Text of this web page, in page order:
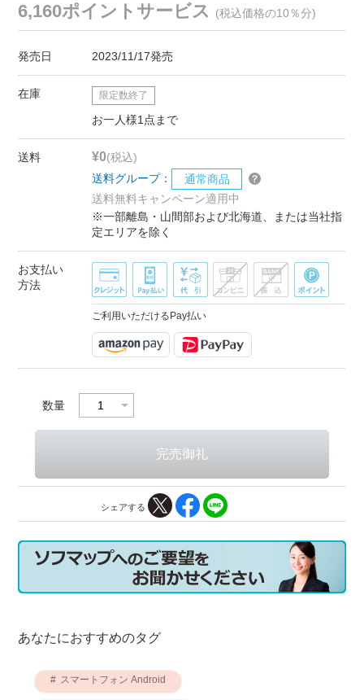
6,160ポイントサービス (税込価格の10％分)
発売日 2023/11/17発売
在庫 限定数終了
お一人様1点まで
送料 ¥0(税込)
送料グループ：
通常商品
送料無料キャンペーン適用中
※一部離島・山間部および北海道、または当社指
定エリアを除く
お支払い
方法
ご利用いただけるPay払い
数量
シェアする
あなたにおすすめのタグ
スマートフォン Android